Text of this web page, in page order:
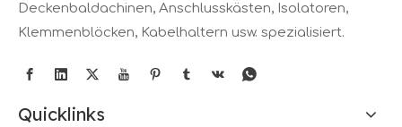
Deckenbaldachinen, Anschlusskästen, Isolatoren,
Klemmenblöcken, Kabelhaltern usw. spezialisiert.
Quicklinks